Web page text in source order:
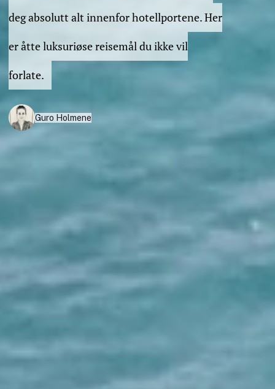
deg absolutt alt innenfor hotellportene. Her
er åtte luksuriøse reisemål du ikke vil
forlate.
Guro Holmene